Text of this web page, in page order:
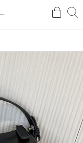
검